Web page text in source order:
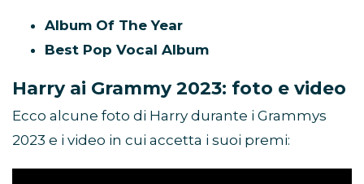
Album Of The Year
Best Pop Vocal Album
Harry ai Grammy 2023: foto e video
Ecco alcune foto di Harry durante i Grammys
2023 e i video in cui accetta i suoi premi: